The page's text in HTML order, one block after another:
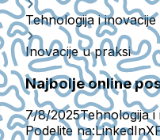
Tehnologija i inovacije
Inovacije u praksi
Najbolje online
7/8/2025Tehnologija i
Podelite na:LinkedInX